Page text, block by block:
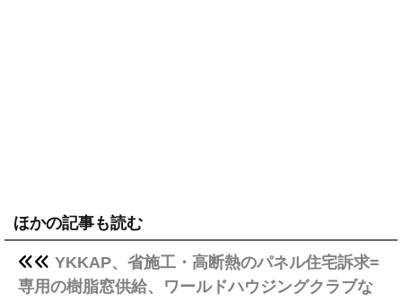
ほかの記事も読む
YKKAP、省施工・高断熱のパネル住宅訴求=
専用の樹脂窓供給、ワールドハウジングクラブな